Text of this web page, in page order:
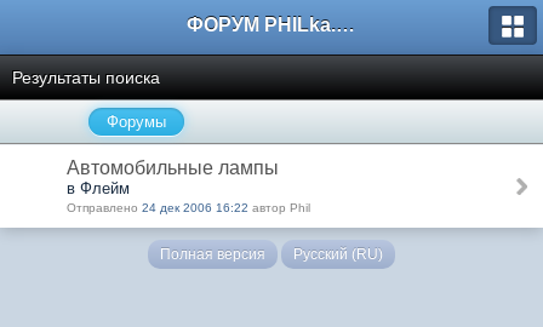
ФОРУМ PHILka.RU
Результаты поиска
Форумы
Автомобильные лампы
в Флейм
Отправлено 24 дек 2006 16:22 автор Phil
Полная версия Русский (RU)